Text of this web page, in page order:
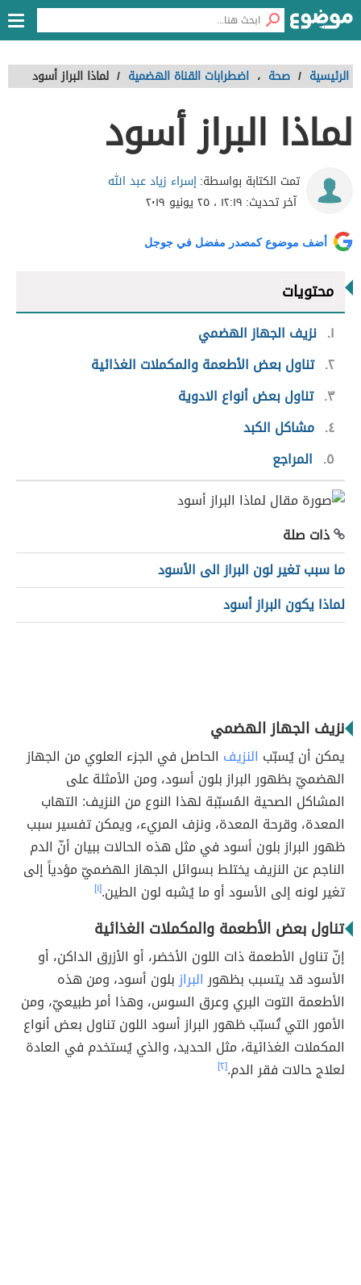
الرئيسية / صحة ، اضطرابات القناة الهضمية / لماذا البراز أسود
لماذا البراز أسود
تمت الكتابة بواسطة:إسراء زياد عبد الله
آخر تحديث: ١٢:١٩ ، ٢٥ يونيو ٢٠١٩
أضف موضوع كمصدر مفضل في جوجل
محتويات
١ نزيف الجهاز الهضمي
٢ تناول بعض الأطعمة والمكملات الغذائية
٣ تناول بعض أنواع الادوية
٤ مشاكل الكبد
٥
المراجع
ذات صلة
ما سبب تغير لون البراز الى الأسود
لماذا يكون البراز أسود
نزيف الجهاز الهضمي
يمكن أن يُسبّب النزيف الحاصل في الجزء العلوي من الجهاز
الهضميّ بظهور البراز بلون أسود، ومن الأمثلة على
المشاكل الصحية المُسبّبة لهذا النوع من النزيف: التهاب
المعدة، وقرحة المعدة، ونزف المريء، ويمكن تفسير سبب
ظهور البراز بلون أسود في مثل هذه الحالات ببيان أنّ الدم
الناجم عن النزيف يختلط بسوائل الجهاز الهضميّ مؤدياً إلى
تغير لونه إلى الأسود أو ما يُشبه لون الطين.[١]
تناول بعض الأطعمة والمكملات الغذائية
إنّ تناول الأطعمة ذات اللون الأخضر، أو الأزرق الداكن، أو
الأسود قد يتسبب بظهورالبرازبلون أسود، ومن هذه
الأطعمة التوت البري وعرق السوس، وهذا أمر طبيعيّ، ومن
الأمور التي تُسبّب ظهور البراز أسود اللون تناول بعض أنواع
المكملات الغذائية، مثل الحديد، والذي يُستخدم في العادة
لعلاج حالات فقر الدم.[٢]